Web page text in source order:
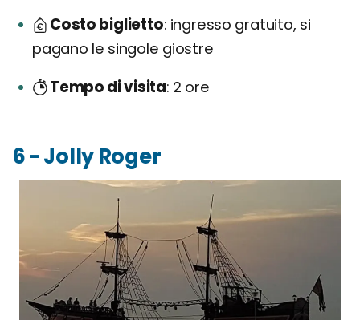
Costo biglietto ingresso gratuito, si
pagano le singole giostre
Tempo di visita 2 ore
6 - Jolly Roger